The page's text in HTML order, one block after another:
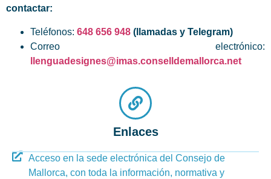
contactar:
Teléfonos: 648 656 948 (llamadas y Telegram)
Correo electrónico:
llenguadesignes@imas.conselldemallorca.net
Enlaces
Acceso en la sede electrónica del Consejo de
Mallorca, con toda la información, normativa y